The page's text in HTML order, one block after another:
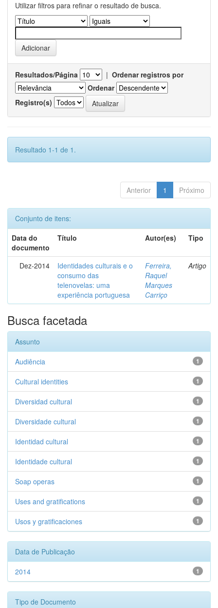
Utilizar filtros para refinar o resultado de busca.
Resultados/Página | Ordenar registros por
Ordenar
Registro(s)
Resultado 1-1 de 1.
Anterior 1 Próximo
Conjunto de itens:
Data do
documento
Título Autor(es) Tipo
Dez-2014
Identidades culturais e o
consumo das
telenovelas: uma
experiência portuguesa
Ferreira,
Raquel
Marques
Carriço
Artigo
Busca facetada
Assunto
1
Audiência
1
Cultural identities
1
Diversidad cultural
1
Diversidade cultural
1
Identidad cultural
1
Identidade cultural
1
Soap operas
1
Uses and gratifications
1
Usos y gratificaciones
Data de Publicação
1
2014
Tipo de Documento